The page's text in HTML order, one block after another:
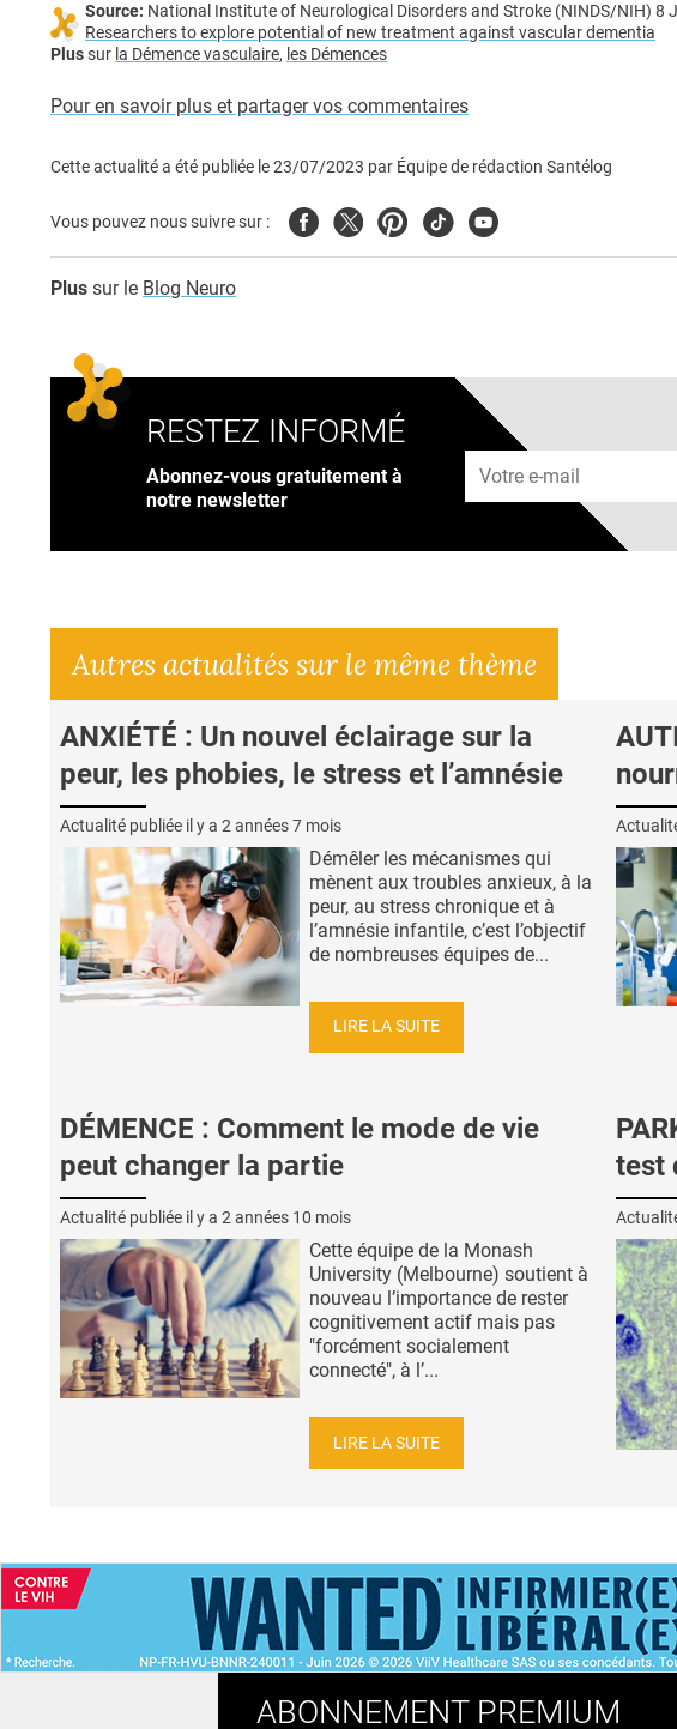
Source: National Institute of Neurological Disorders and Stroke (NINDS/NIH) 8
Researchers to explore potential of new treatment against vascular dementia
Plussur la Démence vasculaire, les Démences
Pour en savoir plus et partager vos commentaires
Cette actualité a été publiée le23/07/2023 par Équipe de rédaction Santélog
Vous pouvez nous suivre sur : FacebookTwitterPinterest
TiktokYoutube
Plus sur le Blog Neuro
RESTEZ INFORMÉ
Abonnez-vous gratuitement à
notre newsletter
Adresse e-mail
Autres actualités sur le même thème
ANXIÉTÉ : Un nouvel éclairage sur la
peur, les phobies, le stress et l’amnésie
Actualité publiée il y a 2 années 7 mois
Démêler les mécanismes qui
mènent aux troubles anxieux, à la
peur, au stress chronique et à
l’amnésie infantile, c’est l’objectif
de nombreuses équipes de...
LIRE LA SUITE
DÉMENCE : Comment le mode de vie
peut changer la partie
Actualité publiée il y a 2 années 10 mois
Cette équipe de la Monash
University (Melbourne) soutient à
nouveau l’importance de rester
cognitivement actif mais pas
"forcément socialement
connecté", à l’...
LIRE LA SUITE
test
ACCUEIL NEWSLETTER QUI
ABONNEMENT PREMIUM